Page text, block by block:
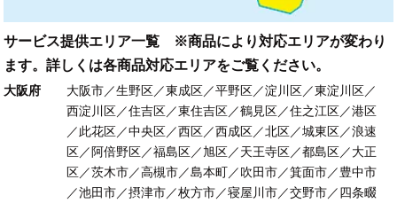
サービス提供エリア一覧 ※商品により対応エリアが変わり
ます。詳しくは各商品対応エリアをご覧ください。
大阪府
大阪市／生野区／東成区／平野区／淀川区／東淀川区／
西淀川区／住吉区／東住吉区／鶴見区／住之江区／港区
／此花区／中央区／西区／西成区／北区／城東区／浪速
区／阿倍野区／福島区／旭区／天王寺区／都島区／大正
区／茨木市／高槻市／島本町／吹田市／箕面市／豊中市
／池田市／摂津市／枚方市／寝屋川市／交野市／四条畷